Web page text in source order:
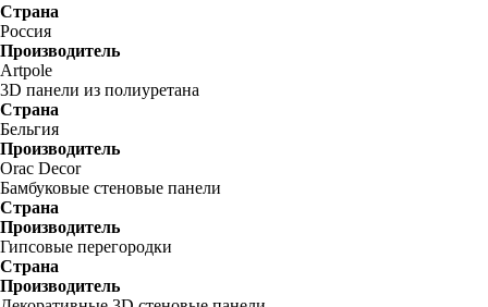
Страна
Россия
Производитель
Artpole
3D панели из полиуретана
Страна
Бельгия
Производитель
Orac Decor
Бамбуковые стеновые панели
Страна
Производитель
Гипсовые перегородки
Страна
Производитель